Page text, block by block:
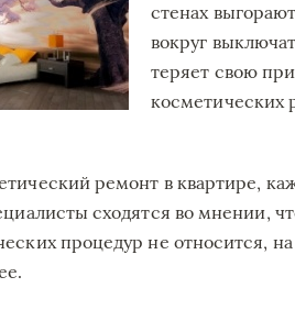
стенах
вокруг
теряет свою
косметических
ремонт в квартире,
сходятся во мнении,
процедур не относится, на